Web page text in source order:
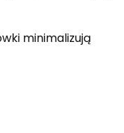
minimalizują